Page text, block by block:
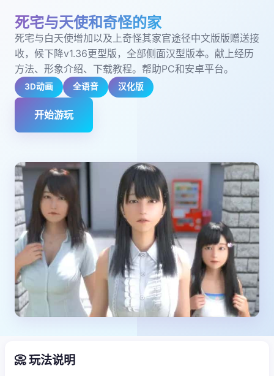
死宅与天使和奇怪的家
死宅与白天使增加以及上奇怪其家官途径中文版版赠送接
收，候下降v1.36更型版，全部侧面汉型版本。献上经历
方法、形象介绍、下载教程。帮助PC和安卓平台。
3D动画 全语音 汉化版
开始游玩
📀 玩法说明